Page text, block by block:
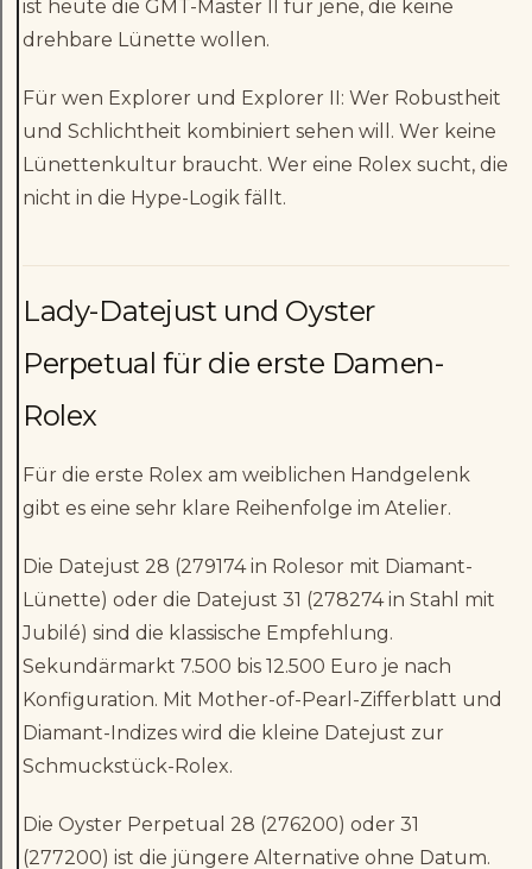
ist heute die GMT-Master II für jene, die keine
drehbare Lünette wollen.
Für wen Explorer und Explorer II: Wer Robustheit
und Schlichtheit kombiniert sehen will. Wer keine
Lünettenkultur braucht. Wer eine Rolex sucht, die
nicht in die Hype-Logik fällt.
Lady-Datejust und Oyster
Perpetual für die erste Damen-
Rolex
Für die erste Rolex am weiblichen Handgelenk
gibt es eine sehr klare Reihenfolge im Atelier.
Die Datejust 28 (279174 in Rolesor mit Diamant-
Lünette) oder die Datejust 31 (278274 in Stahl mit
Jubilé) sind die klassische Empfehlung.
Sekundärmarkt 7.500 bis 12.500 Euro je nach
Konfiguration. Mit Mother-of-Pearl-Zifferblatt und
Diamant-Indizes wird die kleine Datejust zur
Schmuckstück-Rolex.
Die Oyster Perpetual 28 (276200) oder 31
(277200) ist die jüngere Alternative ohne Datum.